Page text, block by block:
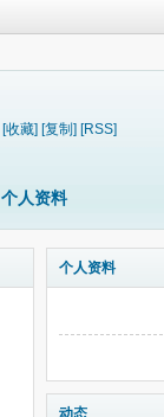
[收藏] [复制] [RSS]
个人资料
个人资料
动态